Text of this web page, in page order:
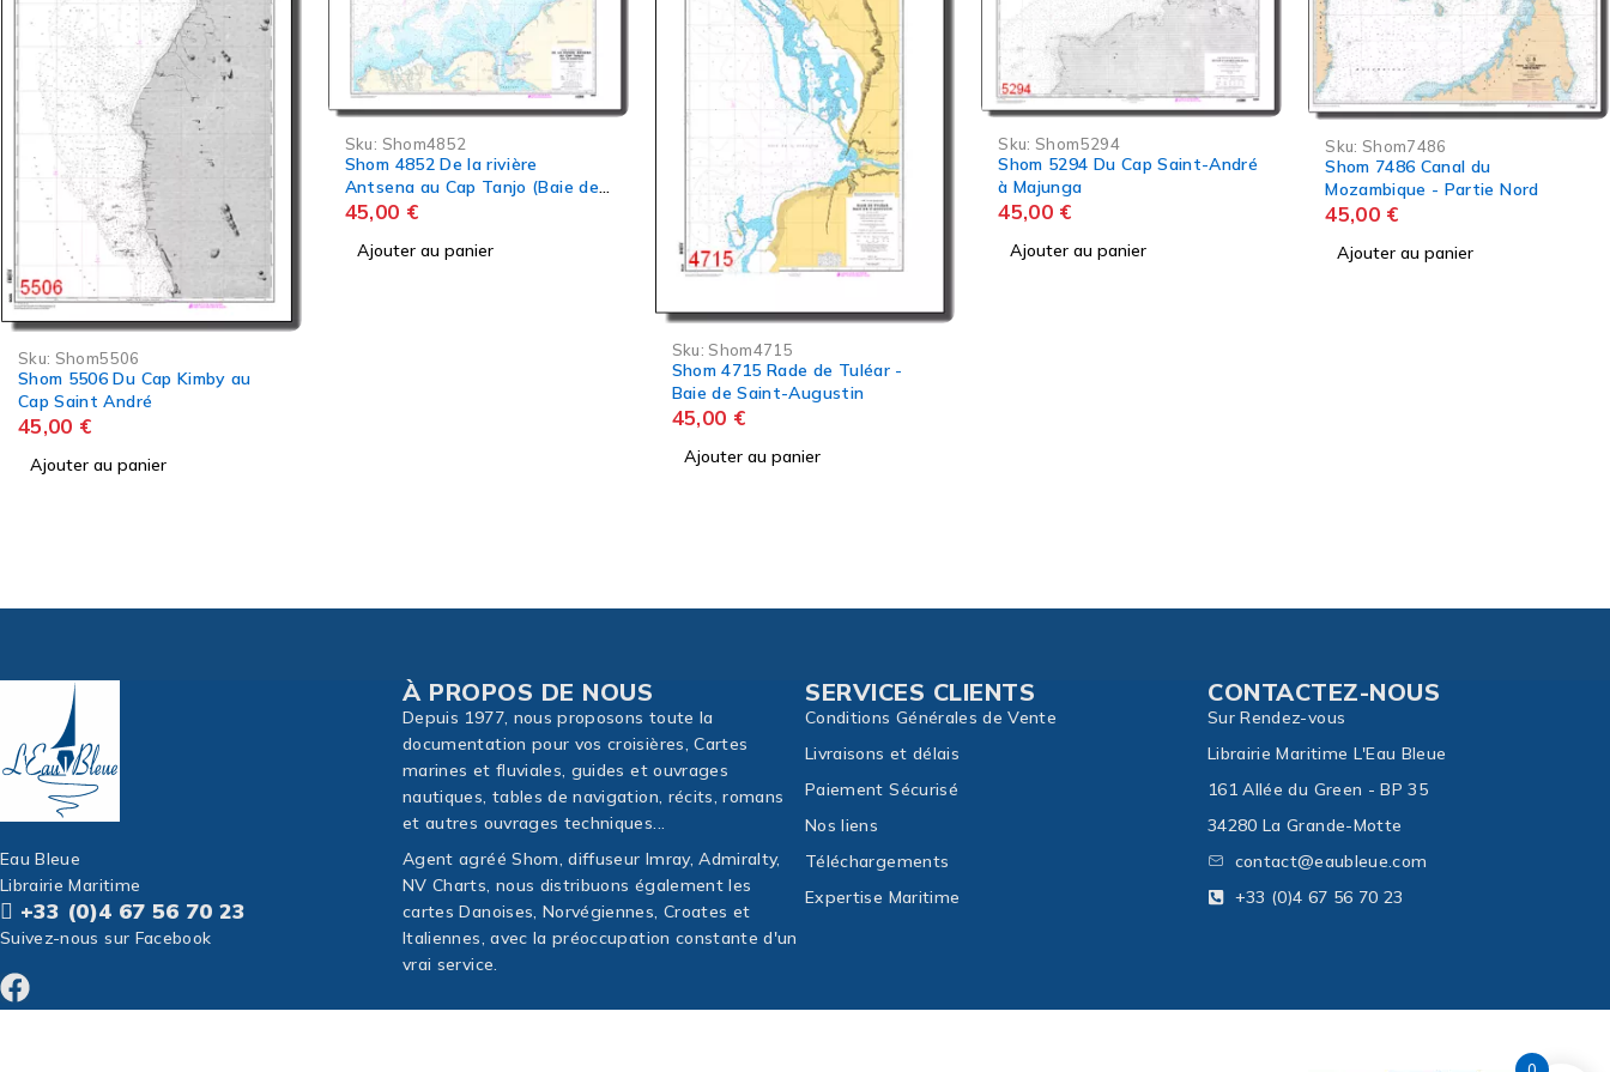
Sku:Shom4852
Shom 4852 De la rivière
Antsena au Cap Tanjo (Baie de
Bombetoka)
45,00 €
Ajouter au panier
Sku: Shom5294
Shom 5294 Du Cap Saint-André
à Majunga
45,00€
Ajouter au panier
Sku: Shom7486
Shom 7486 Canal du
Mozambique - Partie Nord
45,00 €
Ajouter au panier
Sku: Shom5363
Shom 5363 Abords d'Analalava
45,00€
Ajouter au panier
Eau Bleue
Librairie Maritime
+33 (0)4 67 56 70 23
Suivez-nous sur Facebook
À PROPOS DE NOUS
Depuis 1977, nous proposons toute la
documentation pour vos croisières, Cartes
marines et fluviales, guides et ouvrages
nautiques, tables de navigation, récits, romans
et autres ouvrages techniques...
Agent agréé Shom, diffuseur Imray, Admiralty,
NV Charts, nous distribuons également les
cartes Danoises, Norvégiennes, Croates et
Italiennes, avec la préoccupation constante d'un
vrai service.
SERVICES CLIENTS
Conditions Générales de Vente
Livraisons et délais
Paiement Sécurisé
Nos liens
Téléchargements
Expertise Maritime
CONTACTEZ-NOUS
Sur Rendez-vous
Librairie Maritime L'Eau Bleue
161 Allée du Green - BP 35
34280 La Grande-Motte
contact@eaubleue.com
+33 (0)4 67 56 70 23